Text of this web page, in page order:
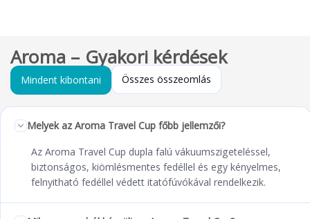
Aroma – Gyakori kérdések
Mindent kibontani Összes összeomlás
Melyek az Aroma Travel Cup főbb jellemzői?
Az Aroma Travel Cup dupla falú vákuumszigeteléssel,
biztonságos, kiömlésmentes fedéllel és egy kényelmes,
felnyitható fedéllel védett itatófúvókával rendelkezik.